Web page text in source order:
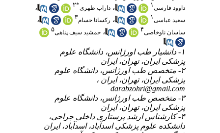
داوود فارسی۱ ، داراب ظهری*۲ ،
سعید عباسی۱ ، رکسانا حسام۳ ،
ساسان ناوخاصی۴ ، جمشید سیف پناهی۵
۱- دانشیار طب اورژانس، دانشگاه علوم
پزشکی ایران، تهران، ایران
۲- متخصص طب اورژانس، دانشگاه علوم
پزشکی ایران، تهران، ایران ،
darabzohri@gmail.com
۳- متخصص طب اورژانس، دانشگاه علوم
پزشکی ایران، تهران، ایران
۴- کارشناس ارشد پرستاری داخلی جراحی،
دانشکده علوم پزشکی اسدآباد، اسدآباد، ایران